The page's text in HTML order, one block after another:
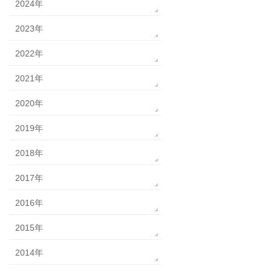
2024年
2023年
2022年
2021年
2020年
2019年
2018年
2017年
2016年
2015年
2014年